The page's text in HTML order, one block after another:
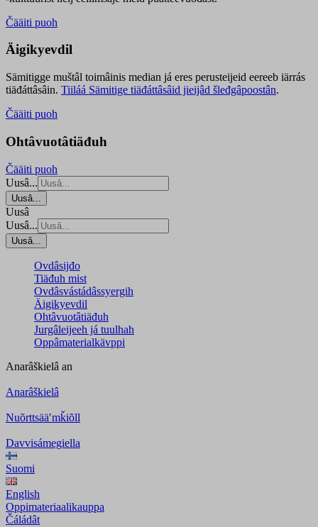
Čääiti puoh
Äigikyevdil
Sämitigge muštâl toimâinis median já eres perusteijeid eereeb iärrás
tiäđáttâsâin. Tiiláá Sämitige tiäđáttâsâid jieijâd šleđgâpoostân.
Čääiti puoh
Ohtâvuotâtiäđuh
Čääiti puoh
Uusâ...
Uusâ...
Uusâ
Uusâ...
Uusâ...
Ovdâsijđo
Tiäđuh mist
Ovdâsvástádâssyergih
Äigikyevdil
Ohtâvuotâtiäđuh
Jurgâleijeeh já tuulhah
Oppâmaterialkävppi
Anarâškielâ an
Anarâškielâ
Nuõrttsääʹmǩiõll
Davvisámegiella
Suomi
English
Oppimateriaalikauppa
Čáládât